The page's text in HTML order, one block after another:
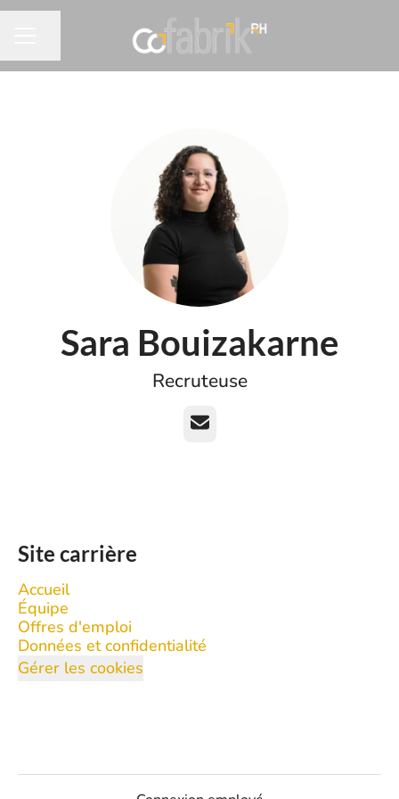
Partager la page
Sara Bouizakarne
Recruteuse
E-mail
Site carrière
Accueil
Équipe
Offres d'emploi
Données et confidentialité
Gérer les cookies